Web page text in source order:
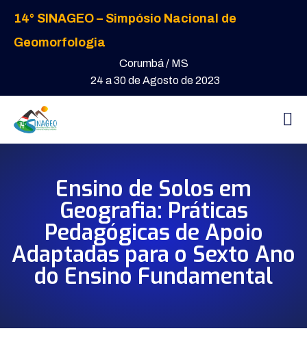
14° SINAGEO – Simpósio Nacional de
Geomorfologia
Corumbá / MS
24 a 30 de Agosto de 2023
Ensino de Solos em
Geografia: Práticas
Pedagógicas de Apoio
Adaptadas para o Sexto Ano
do Ensino Fundamental